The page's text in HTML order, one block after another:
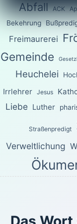
Abfall ACK
Bekehrung
Freimaurerei
Gemeinde
Heuchelei
Irrlehrer Jesus
Liebe Luther
Straßenpredigt
Verweltlichung